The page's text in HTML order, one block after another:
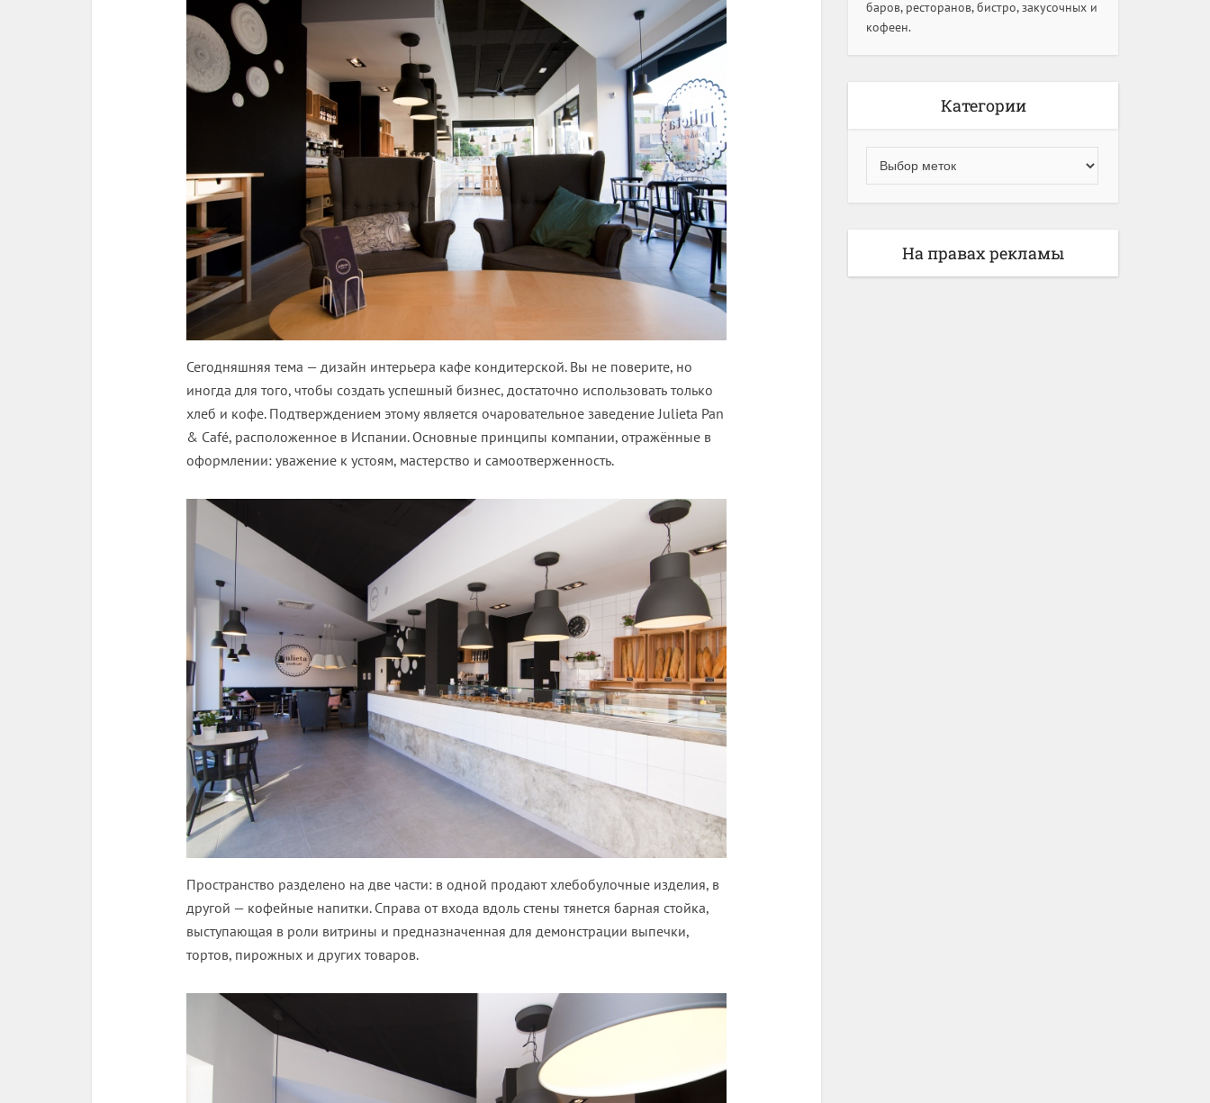
Сегодняшняя тема — дизайн интерьера кафе кондитерской. Вы не поверите, но
иногда для того, чтобы создать успешный бизнес, достаточно использовать только
хлеб и кофе. Подтверждением этому является очаровательное заведение Julieta Pan
& Café, расположенное в Испании. Основные принципы компании, отражённые в
оформлении: уважение к устоям, мастерство и самоотверженность.
Пространство разделено на две части: в одной продают хлебобулочные изделия, в
другой — кофейные напитки. Справа от входа вдоль стены тянется барная стойка,
выступающая в роли витрины и предназначенная для демонстрации выпечки,
тортов, пирожных и других товаров.
баров, ресторанов, бистро, закусочных и
кофеен.
Категории
На правах рекламы